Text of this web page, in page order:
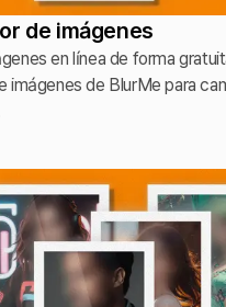
de imágenes
en línea de forma
imágenes de BlurMe para